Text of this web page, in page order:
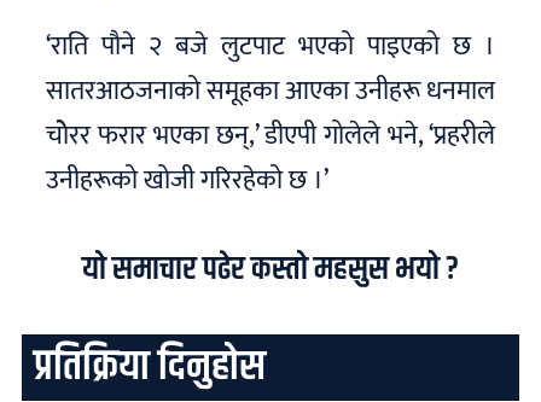
‘राति पौने २ बजे लुटपाट भएको पाइएको छ ।
सातरआठजनाको समूहका आएका उनीहरू धनमाल
चोेरर फरार भएका छन्,’ डीएपी गोलेले भने, ‘प्रहरीले
उनीहरूको खोजी गरिरहेको छ ।’
यो समाचार पढेर कस्तो महसुस भयो ?
प्रतिक्रिया दिनुहोस